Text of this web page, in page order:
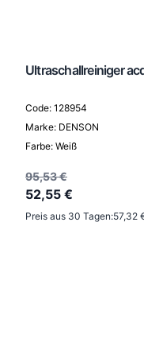
Ultraschallreiniger
Code: 128954
Marke: DENSON
Farbe: Weiß
95,53 €
52,55 €
Preis aus 30 Tagen:57,32